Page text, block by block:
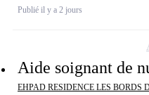
Publié il y a 2 jours
Aide soignant de
EHPAD RESIDENCE LES BORDS